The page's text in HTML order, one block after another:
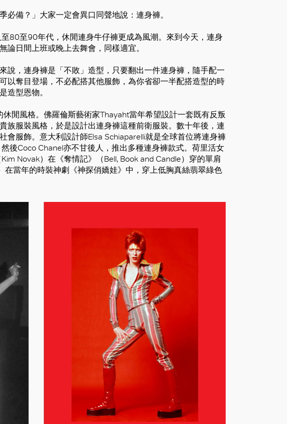
備？」大家一定會異口同聲地說：連身褲。
80至90年代，休閒連身牛仔褲更成為風潮。來到今天，連身
論日間上班或晚上去舞會，同樣適宜。
說，連身褲是「不敗」造型，只要翻出一件連身褲，隨手配一
以奪目登場，不必配搭其他服飾，為你省卻一半配搭造型的時
造型恩物。
閒風格。佛羅倫斯藝術家Thayaht當年希望設計一套既有反叛
族服裝風格，於是設計出連身褲這種前衛服裝。數十年後，連
會服飾。意大利設計師Elsa Schiaparelli就是全球首位將連身褲
後Coco Chanel亦不甘後人，推出多種連身褲款式。荷里活女
Novak）在《奪情記》（Bell, Book and Candle）穿的單肩
當年的時裝神劇《神探俏嬌娃》中，穿上低胸真絲翡翠綠色